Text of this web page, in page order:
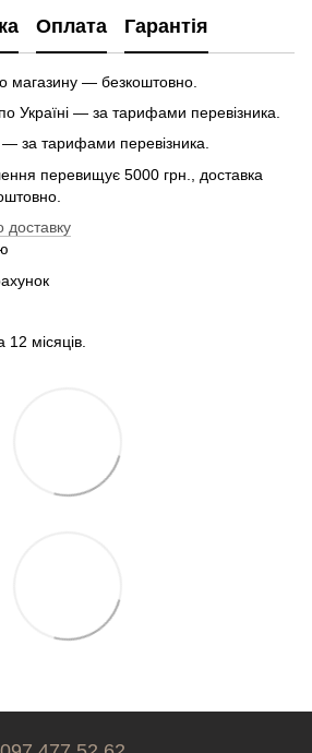
Оплата Гарантія
магазину — безкоштовно.
Україні — за тарифами перевізника.
за тарифами перевізника.
перевищує 5000 грн., доставка
доставку
12 місяців.